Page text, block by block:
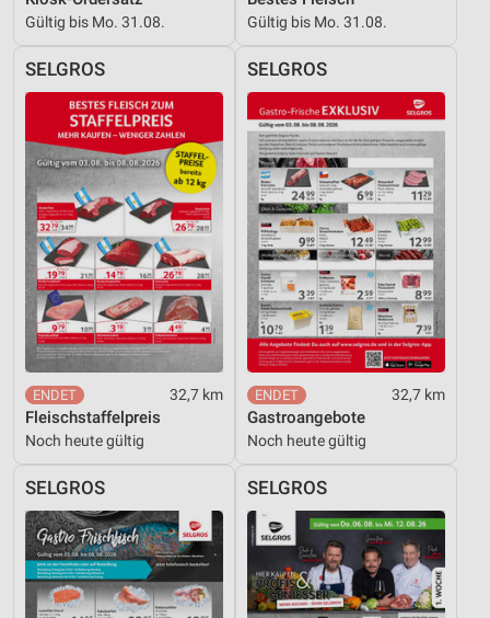
Gültig bis Mo. 31.08. Gültig bis Mo. 31.08.
SELGROS
32,7 km
Fleischstaffelpreis
Noch heute gültig
SELGROS
32,7 km
Gastroangebote
Noch heute gültig
SELGROS SELGROS